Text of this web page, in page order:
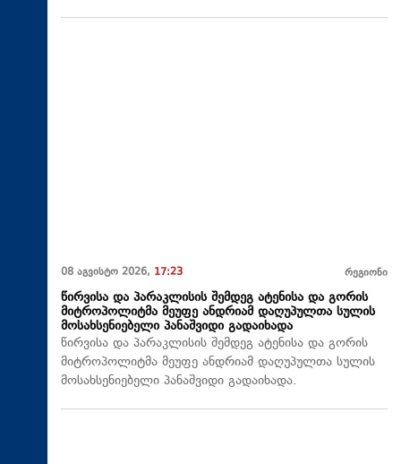
08 აგვისტო 2026, 17:23 რეგიონი
წირვისა და პარაკლისის შემდეგ ატენისა და გორის
მიტროპოლიტმა მეუფე ანდრიამ დაღუპულთა სულის
მოსახსენიებელი პანაშვიდი გადაიხადა
წირვისა და პარაკლისის შემდეგ ატენისა და გორის
მიტროპოლიტმა მეუფე ანდრიამ დაღუპულთა სულის
მოსახსენიებელი პანაშვიდი გადაიხადა.